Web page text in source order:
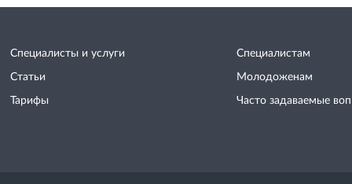
Специалисты и услуги
Статьи
Тарифы
Специалистам
Молодоженам
Часто задаваемые